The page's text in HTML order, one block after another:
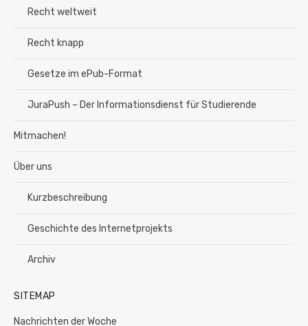
Recht weltweit
Recht knapp
Gesetze im ePub-Format
JuraPush – Der Informationsdienst für Studierende
Mitmachen!
Über uns
Kurzbeschreibung
Geschichte des Internetprojekts
Archiv
SITEMAP
Nachrichten der Woche